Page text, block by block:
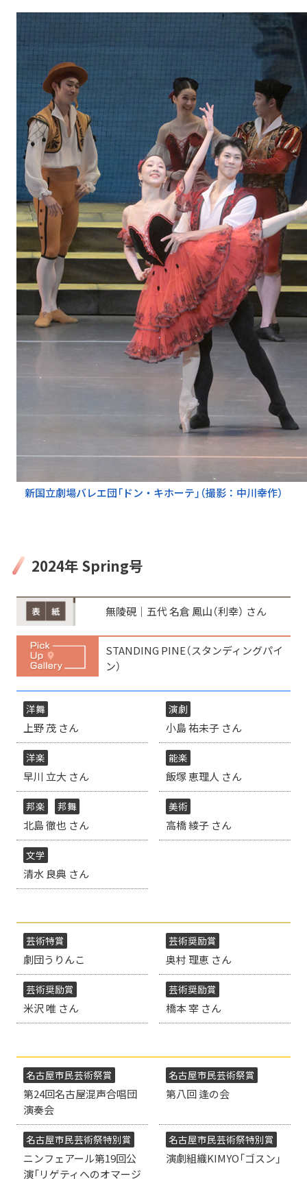
新国立劇場バレエ団「ドン・キホーテ」（撮影：中川幸作）
2024年 Spring号
無陵硯│五代 名倉 鳳山（利幸） さん
STANDING PINE（スタンディングパイ
ン）
洋舞
上野 茂 さん
演劇
小島 祐未子 さん
洋楽
早川 立大 さん
能楽
飯塚 恵理人 さん
邦楽 邦舞
北島 徹也 さん
美術
高橋 綾子 さん
文学
清水 良典 さん
芸術特賞
劇団うりんこ
芸術奨励賞
奥村 理恵 さん
芸術奨励賞
米沢 唯 さん
芸術奨励賞
橋本 宰 さん
名古屋市民芸術祭賞
第24回名古屋混声合唱団
演奏会
名古屋市民芸術祭賞
第八回 逢の会
名古屋市民芸術祭特別賞
ニンフェアール第19回公
演「リゲティへのオマージ
名古屋市民芸術祭特別賞
演劇組織KIMYO「ゴスン」